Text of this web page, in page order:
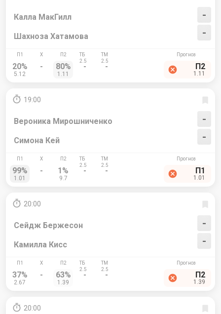
Калла МакГилл
-
-
Шахноза Хатамова
20%
5.12
- 80%
1.11
- - П2
1.11
19:00
Вероника Мирошниченко
-
-
Симона Кей
99%
1.01
- 1%
9.7
- - П1
1.01
20:00
Сейдж Бержесон
-
-
Камилла Кисс
37%
2.67
- 63%
1.39
- - П2
1.39
20:00